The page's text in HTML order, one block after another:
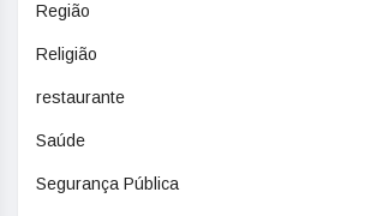
Região
Religião
restaurante
Saúde
Segurança Pública